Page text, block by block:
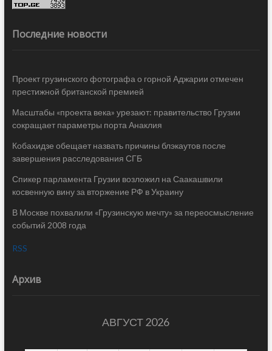
Последние новости
Проект грузинского фотографа о горной Аджарии отмечен
престижной британской премией
Масштабы «проекта века» урезают: правительство Грузии
сокращает параметры порта Анаклия
Кобахидзе обещает назвать причины блэкаутов после
завершения расследования СГБ
Спикер парламента Грузии возложил на Саакашвили
косвенную вину за вторжение РФ в Украину
В Москве похвалили «Грузинскую мечту» за переосмысление
событий 2008 года
RSS
Архив
АВГУСТ 2026